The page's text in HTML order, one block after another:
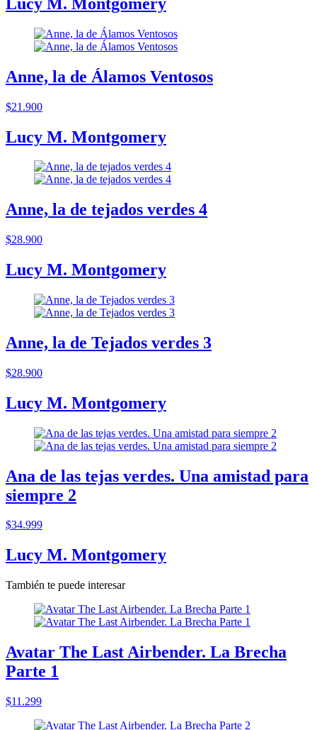
Anne, la de Álamos Ventosos
$21.900
Lucy M. Montgomery
Anne, la de tejados verdes 4
$28.900
Lucy M. Montgomery
Anne, la de Tejados verdes 3
$28.900
Lucy M. Montgomery
Ana de las tejas verdes. Una amistad para
siempre 2
$34.999
Lucy M. Montgomery
También te puede interesar
Avatar The Last Airbender. La Brecha
Parte 1
$11.299